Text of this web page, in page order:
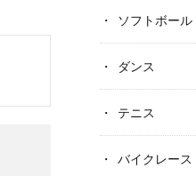
ソフトボール
ダンス
テニス
バイクレース